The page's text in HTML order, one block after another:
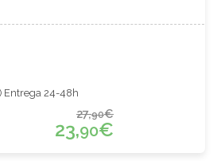
Entrega 24-48h
27,90€
23,90€